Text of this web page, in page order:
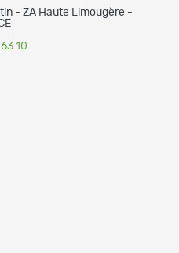
- ZA Haute Limougère -
10